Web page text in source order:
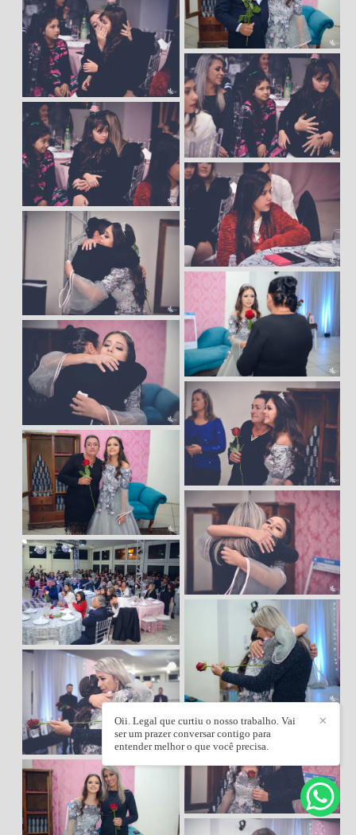
✕
Oii. Legal que curtiu o nosso trabalho. Vai
ser um prazer conversar contigo para
entender melhor o que você precisa.